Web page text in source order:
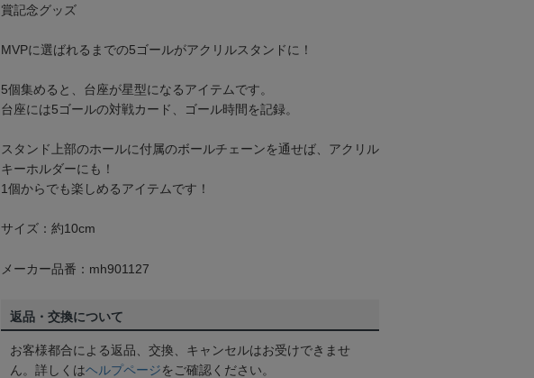
賞記念グッズ
MVPに選ばれるまでの5ゴールがアクリルスタンドに！
5個集めると、台座が星型になるアイテムです。
台座には5ゴールの対戦カード、ゴール時間を記録。
スタンド上部のホールに付属のボールチェーンを通せば、アクリル
キーホルダーにも！
1個からでも楽しめるアイテムです！
サイズ：約10cm
メーカー品番：mh901127
返品・交換について
お客様都合による返品、交換、キャンセルはお受けできませ
ん。詳しくはヘルプページをご確認ください。